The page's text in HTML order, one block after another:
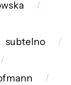
subtelno